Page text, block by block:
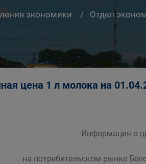
экономики Отдел
цена 1 л молока на
Информация о
на потребительском рынке